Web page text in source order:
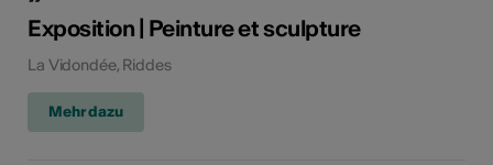
Exposition | Peinture et sculpture
La Vidondée, Riddes
Mehr dazu